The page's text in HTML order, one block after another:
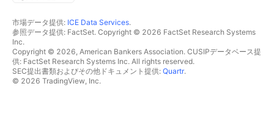
市場データ提供: ICE Data Services.
参照データ提供: FactSet. Copyright © 2026 FactSet Research Systems
Inc.
Copyright © 2026, American Bankers Association. CUSIPデータベース提
供: FactSet Research Systems Inc. All rights reserved.
SEC提出書類およびその他ドキュメント提供: Quartr.
© 2026 TradingView, Inc.